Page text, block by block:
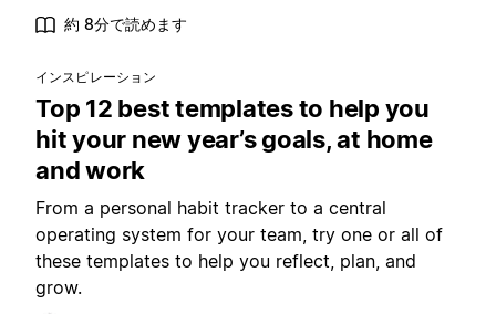
約 8分で読めます
インスピレーション
Top 12 best templates to help you
hit your new year’s goals, at home
and work
From a personal habit tracker to a central
operating system for your team, try one or all of
these templates to help you reflect, plan, and
grow.